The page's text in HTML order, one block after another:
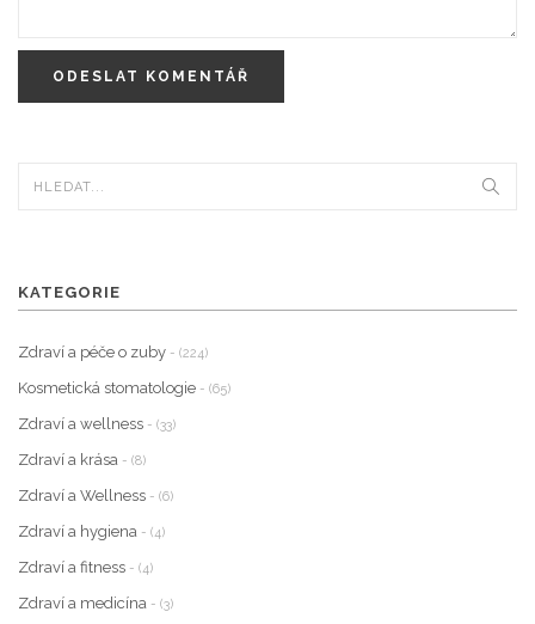
ODESLAT KOMENTÁŘ
KATEGORIE
Zdraví a péče o zuby - (224)
Kosmetická stomatologie - (65)
Zdraví a wellness - (33)
Zdraví a krása - (8)
Zdraví a Wellness - (6)
Zdraví a hygiena - (4)
Zdraví a fitness - (4)
Zdraví a medicína - (3)